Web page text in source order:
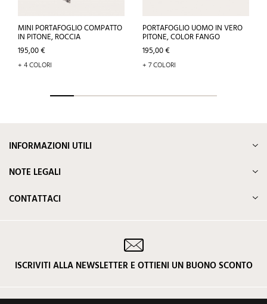
MINI PORTAFOGLIO COMPATTO
IN PITONE, ROCCIA
Prezzo
195,00 €
+ 4 COLORI
PORTAFOGLIO UOMO IN VERO
PITONE, COLOR FANGO
Prezzo
195,00 €
+ 7 COLORI
INFORMAZIONI UTILI
NOTE LEGALI
CONTATTACI
ISCRIVITI ALLA NEWSLETTER E OTTIENI UN BUONO SCONTO